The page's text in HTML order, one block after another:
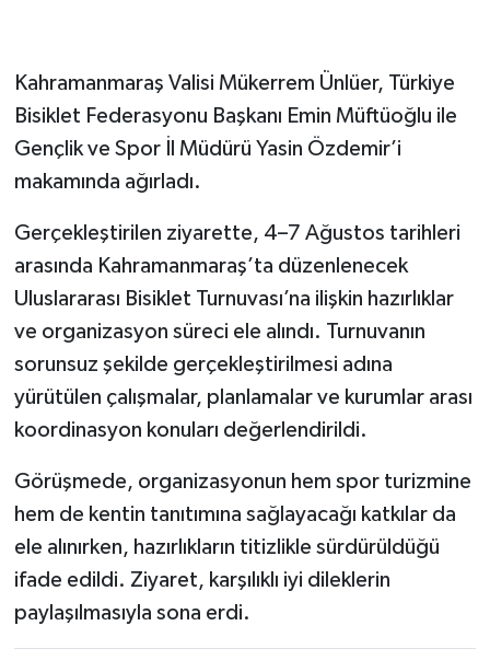
Kahramanmaraş Valisi Mükerrem Ünlüer, Türkiye
Bisiklet Federasyonu Başkanı Emin Müftüoğlu ile
Gençlik ve Spor İl Müdürü Yasin Özdemir’i
makamında ağırladı.
Gerçekleştirilen ziyarette, 4–7 Ağustos tarihleri
arasında Kahramanmaraş’ta düzenlenecek
Uluslararası Bisiklet Turnuvası’na ilişkin hazırlıklar
ve organizasyon süreci ele alındı. Turnuvanın
sorunsuz şekilde gerçekleştirilmesi adına
yürütülen çalışmalar, planlamalar ve kurumlar arası
koordinasyon konuları değerlendirildi.
Görüşmede, organizasyonun hem spor turizmine
hem de kentin tanıtımına sağlayacağı katkılar da
ele alınırken, hazırlıkların titizlikle sürdürüldüğü
ifade edildi. Ziyaret, karşılıklı iyi dileklerin
paylaşılmasıyla sona erdi.